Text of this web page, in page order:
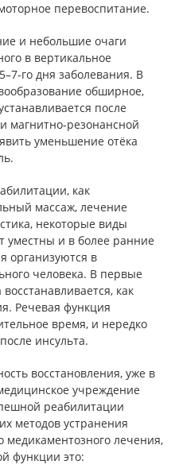
перевоспитание.
и небольшие очаги
в вертикальное
го дня заболевания. В
обширное,
после
магнитно-резонансной
уменьшение отёка
как
массаж, лечение
некоторые виды
уместны и в более ранние
организуются в
человека. В первые
как
Речевая функция
время, и нередко
инсульта.
восстановления, уже в
учреждение
реабилитации
методов устранения
медикаментозного лечения,
функции это: